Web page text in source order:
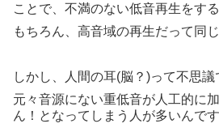
ことで、不満のない低音再生をす
もちろん、高音域の再生だって同じ
しかし、人間の耳(脳？)って不思議
元々音源にない重低音が人工的に
ん！となってしまう人が多いんです